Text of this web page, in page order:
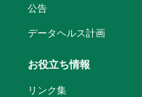
公告
データヘルス計画
お役立ち情報
リンク集